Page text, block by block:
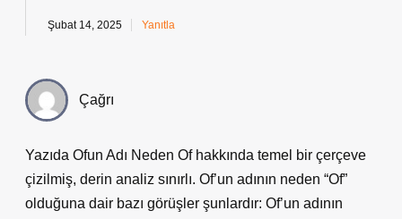
Şubat 14, 2025 Yanıtla
Çağrı
Yazıda Ofun Adı Neden Of hakkında temel bir çerçeve
çizilmiş, derin analiz sınırlı. Of’un adının neden “Of”
olduğuna dair bazı görüşler şunlardır: Of’un adının